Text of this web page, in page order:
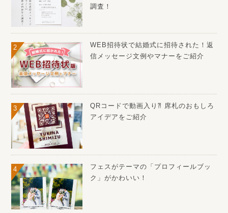
調査！
WEB招待状で結婚式に招待された！返
信メッセージ文例やマナーをご紹介
QRコードで動画入り⁈ 席札のおもしろ
アイデアをご紹介
フェスがテーマの「プロフィールブッ
ク」がかわいい！